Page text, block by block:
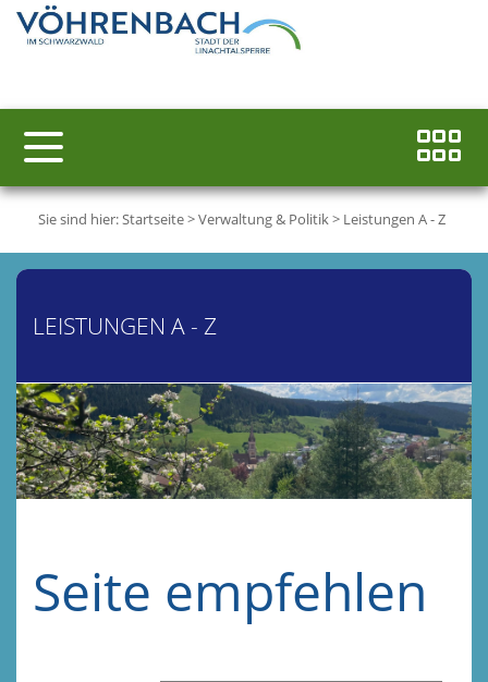
Sie sind hier:Startseite>Verwaltung & Politik> Leistungen A - Z
LEISTUNGEN A - Z
Seite empfehlen